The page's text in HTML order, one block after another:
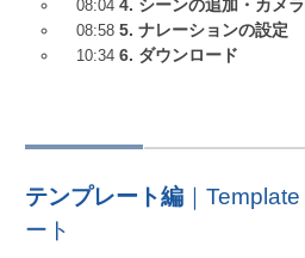
08:04 4. シーンの追加・カメ
08:58 5. ナレーションの設定
10:34 6. ダウンロード
テンプレート編｜
ート